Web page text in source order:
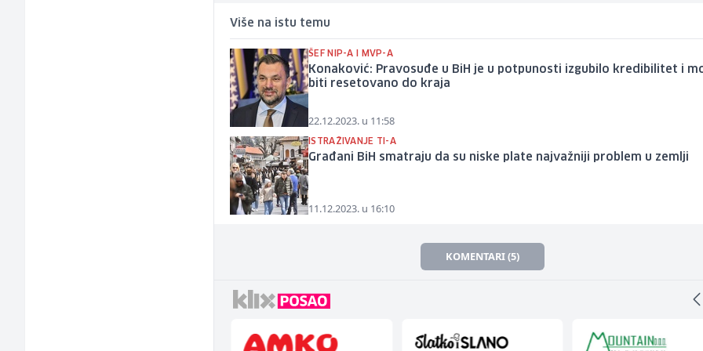
Više na istu temu
ŠEF NIP-A I MVP-A
Konaković: Pravosuđe u BiH je u potpunosti izgubilo kredibilitet i
biti resetovano do kraja
22.12.2023. u 11:58
ISTRAŽIVANJE TI-A
Građani BiH smatraju da su niske plate najvažniji problem u zemlji
11.12.2023. u 16:10
KOMENTARI (5)